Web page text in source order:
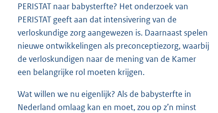
PERISTAT naar babysterfte? Het onderzoek van
PERISTAT geeft aan dat intensivering van de
verloskundige zorg aangewezen is. Daarnaast spelen
nieuwe ontwikkelingen als preconceptiezorg, waarbij
de verloskundigen naar de mening van de Kamer
een belangrijke rol moeten krijgen.
Wat willen we nu eigenlijk? Als de babysterfte in
Nederland omlaag kan en moet, zou op z’n minst